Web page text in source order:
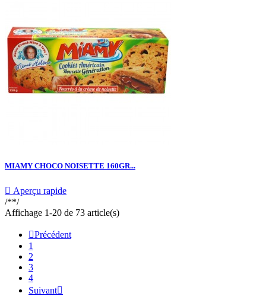
MIAMY CHOCO NOISETTE 160GR...
 Aperçu rapide
/**/
Affichage 1-20 de 73 article(s)
Précédent
1
2
3
4
Suivant